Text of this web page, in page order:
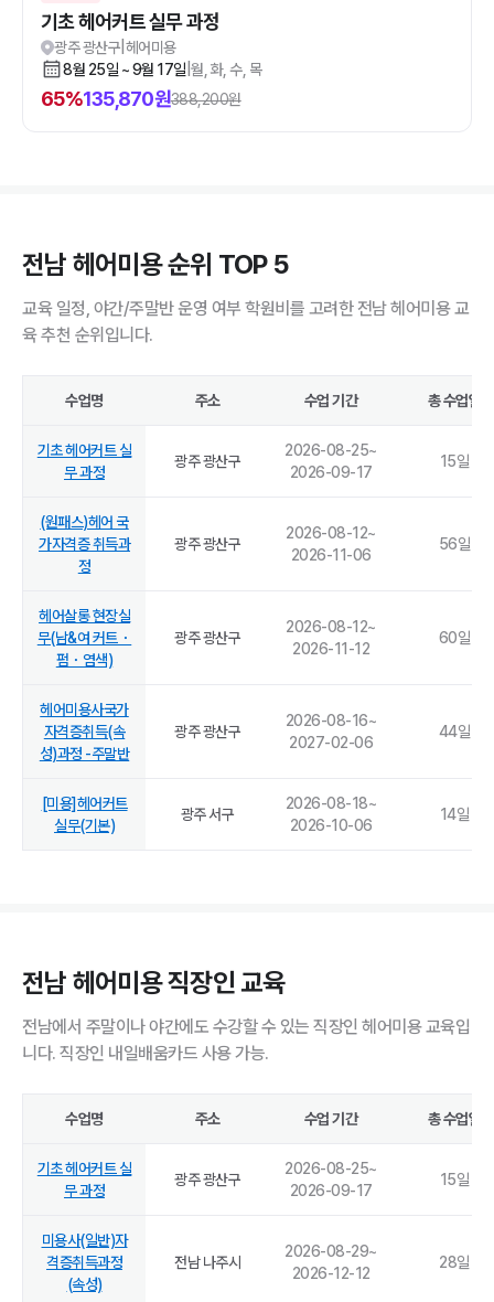
기초 헤어커트 실무 과정
광주 광산구 헤어미용
8월 25일 ~ 9월 17일 월, 화, 수, 목
65%135,870원388,200원
전남 헤어미용 순위 TOP 5
교육 일정, 야간/주말반 운영 여부 학원비를 고려한 전남 헤어미용 교
육 추천 순위입니다.
수업명 주소 수업 기간 총 수업일
기초 헤어커트 실
무 과정
광주 광산구
2026-08-25~
2026-09-17
15일
(원패스)헤어 국
가자격증 취득과
정
광주 광산구
2026-08-12~
2026-11-06
56일
헤어살롱 현장실
무(남&여 커트・
펌・염색)
광주 광산구
2026-08-12~
2026-11-12
60일
헤어미용사국가
자격증취득(속
성)과정 -주말반
광주 광산구
2026-08-16~
2027-02-06
44일
[미용]헤어커트
실무(기본)
광주 서구
2026-08-18~
2026-10-06
14일
전남 헤어미용 직장인 교육
전남에서 주말이나 야간에도 수강할 수 있는 직장인 헤어미용 교육입
니다. 직장인 내일배움카드 사용 가능.
수업명 주소 수업 기간 총 수업일
기초 헤어커트 실
무 과정
광주 광산구
2026-08-25~
2026-09-17
15일
미용사(일반)자
격증취득과정
(속성)
전남 나주시
2026-08-29~
2026-12-12
28일